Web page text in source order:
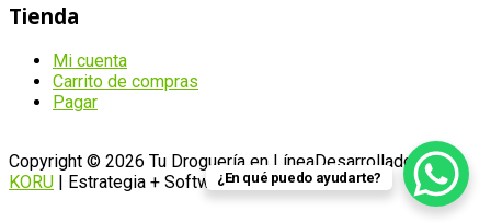
Tienda
Mi cuenta
Carrito de compras
Pagar
Copyright © 2026 Tu Droguería en LíneaDesarrollado por
KORU | Estrategia + Software¿En qué puedo ayudarte?